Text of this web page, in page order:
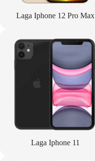
Laga Iphone 12 Pro Max
Laga Iphone 11